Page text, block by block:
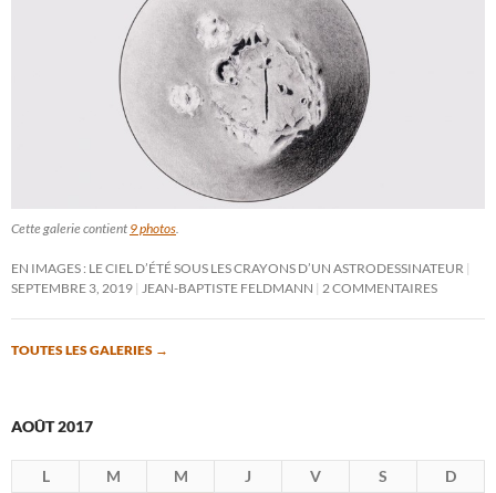
Cette galerie contient 9 photos.
EN IMAGES : LE CIEL D’ÉTÉ SOUS LES CRAYONS D’UN ASTRODESSINATEUR
SEPTEMBRE 3, 2019 JEAN-BAPTISTE FELDMANN 2 COMMENTAIRES
TOUTES LES GALERIES →
AOÛT 2017
L M M J V S
D